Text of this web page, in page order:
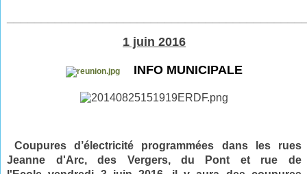
1 juin 2016
INFO MUNICIPALE
Coupures d’électricité programmées dans les rues
Jeanne d'Arc, des Vergers, du Pont et rue de